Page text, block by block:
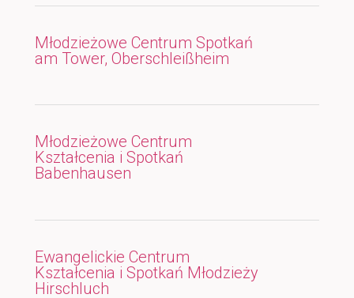
Młodzieżowe Centrum Spotkań
am Tower, Oberschleißheim
Młodzieżowe Centrum
Kształcenia i Spotkań
Babenhausen
Ewangelickie Centrum
Kształcenia i Spotkań Młodzieży
Hirschluch